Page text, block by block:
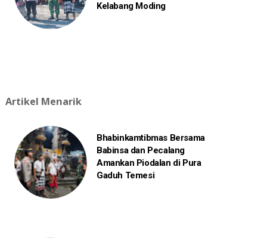
Kelabang Moding
Artikel Menarik
Bhabinkamtibmas Bersama
Babinsa dan Pecalang
Amankan Piodalan di Pura
Gaduh Temesi